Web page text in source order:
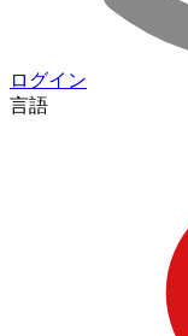
ログイン
言語